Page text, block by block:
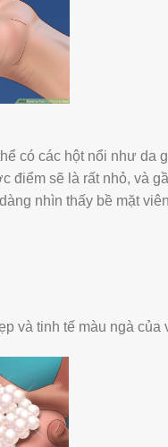
có các hột nổi như da
sẽ là rất nhỏ, và
nhìn thấy bề mặt
và tinh tế màu ngà của